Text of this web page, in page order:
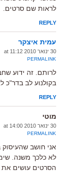
לראות שם סרטים.
REPLY
עמית איצקר
30 ינואר 2010 at 11:12
PERMALINK
לרותם. זה ידוע
בקולנוע לב
REPLY
מוטי
30 ינואר 2010 at 14:00
PERMALINK
אני חושב
לא כלכך משנה.
הסרטים עושים